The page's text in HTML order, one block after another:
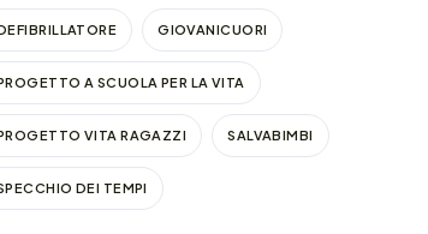
GIOVANICUORI
A SCUOLA PER LA VITA
VITA RAGAZZI SALVABIMBI
DEI TEMPI